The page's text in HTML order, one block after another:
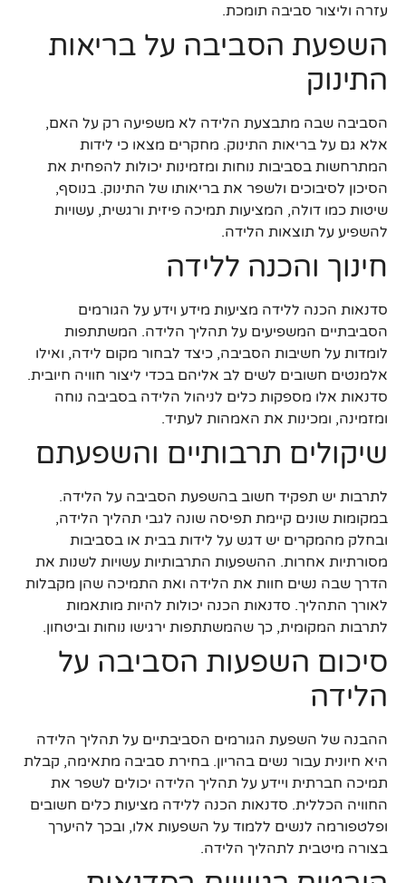
עזרה וליצור סביבה תומכת.
השפעת הסביבה על בריאות
התינוק
הסביבה שבה מתבצעת הלידה לא משפיעה רק על האם,
אלא גם על בריאות התינוק. מחקרים מצאו כי לידות
המתרחשות בסביבות נוחות ומזמינות יכולות להפחית את
הסיכון לסיבוכים ולשפר את בריאותו של התינוק. בנוסף,
שיטות כמו דולה, המציעות תמיכה פיזית ורגשית, עשויות
להשפיע על תוצאות הלידה.
חינוך והכנה ללידה
סדנאות הכנה ללידה מציעות מידע וידע על הגורמים
הסביבתיים המשפיעים על תהליך הלידה. המשתתפות
לומדות על חשיבות הסביבה, כיצד לבחור מקום לידה, ואילו
אלמנטים חשובים לשים לב אליהם בכדי ליצור חוויה חיובית.
סדנאות אלו מספקות כלים לניהול הלידה בסביבה נוחה
ומזמינה, ומכינות את האמהות לעתיד.
שיקולים תרבותיים והשפעתם
לתרבות יש תפקיד חשוב בהשפעת הסביבה על הלידה.
במקומות שונים קיימת תפיסה שונה לגבי תהליך הלידה,
ובחלק מהמקרים יש דגש על לידות בבית או בסביבות
מסורתיות אחרות. ההשפעות התרבותיות עשויות לשנות את
הדרך שבה נשים חוות את הלידה ואת התמיכה שהן מקבלות
לאורך התהליך. סדנאות הכנה יכולות להיות מותאמות
לתרבות המקומית, כך שהמשתתפות ירגישו נוחות וביטחון.
סיכום השפעות הסביבה על
הלידה
ההבנה של השפעת הגורמים הסביבתיים על תהליך הלידה
היא חיונית עבור נשים בהריון. בחירת סביבה מתאימה, קבלת
תמיכה חברתית ויידע על תהליך הלידה יכולים לשפר את
החוויה הכללית. סדנאות הכנה ללידה מציעות כלים חשובים
ופלטפורמה לנשים ללמוד על השפעות אלו, ובכך להיערך
בצורה מיטבית לתהליך הלידה.